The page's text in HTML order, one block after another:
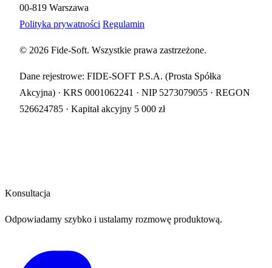
00-819 Warszawa
Polityka prywatności Regulamin
© 2026 Fide-Soft. Wszystkie prawa zastrzeżone.
Dane rejestrowe: FIDE-SOFT P.S.A. (Prosta Spółka
Akcyjna) · KRS 0001062241 · NIP 5273079055 · REGON
526624785 · Kapitał akcyjny 5 000 zł
Konsultacja
Odpowiadamy szybko i ustalamy rozmowę produktową.